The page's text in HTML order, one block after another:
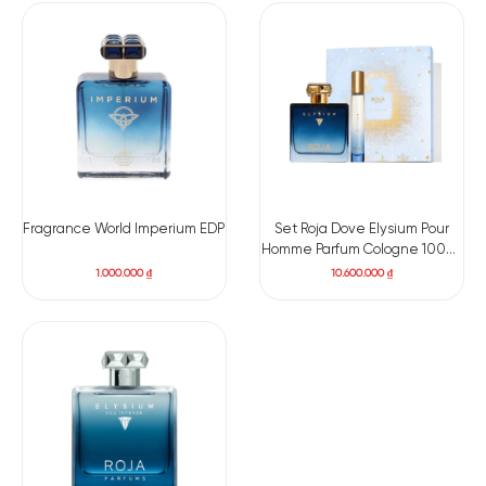
Fragrance World Imperium EDP
1.000.000₫
Set Roja Dove Elysium Pour
Homme Parfum Cologne 100ml
+ Mini 10ml
10.600.000₫